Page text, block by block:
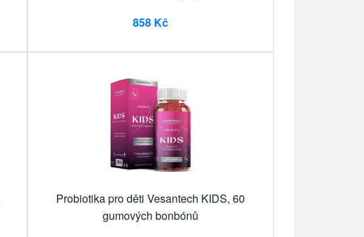
858 Kč
Probiotika pro děti Vesantech KIDS, 60
gumových bonbónů